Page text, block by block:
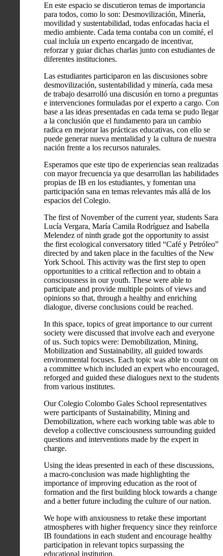
En este espacio se discutieron temas de importancia
para todos, como lo son: Desmovilización, Minería,
movilidad y sustentabilidad, todas enfocadas hacia el
medio ambiente. Cada tema contaba con un comité, el
cual incluía un experto encargado de incentivar,
reforzar y guiar dichas charlas junto con estudiantes de
diferentes instituciones.
Las estudiantes participaron en las discusiones sobre
desmovilización, sustentabilidad y minería, cada mesa
de trabajo desarrolló una discusión en torno a preguntas
e intervenciones formuladas por el experto a cargo. Con
base a las ideas presentadas en cada tema se pudo llegar
a la conclusión que el fundamento para un cambio
radica en mejorar las prácticas educativas, con ello se
puede generar nueva mentalidad y la cultura de nuestra
nación frente a los recursos naturales.
Esperamos que este tipo de experiencias sean realizadas
con mayor frecuencia ya que desarrollan las habilidades
propias de IB en los estudiantes, y fomentan una
participación sana en temas relevantes más allá de los
espacios del Colegio.
The first of November of the current year, students Sara
Lucía Vergara, María Camila Rodríguez and Isabella
Melendez of ninth grade got the opportunity to assist
the first ecological conversatory titled “Café y Petróleo”
directed by and taken place in the faculties of the New
York School. This activity was the first step to open
opportunities to a critical reflection and to obtain a
consciousness in our youth. These were able to
participate and provide multiple points of views and
opinions so that, through a healthy and enriching
dialogue, diverse conclusions could be reached.
In this space, topics of great importance to our current
society were discussed that involve each and everyone
of us. Such topics were: Demobilization, Mining,
Mobilization and Sustainability, all guided towards
environmental focuses. Each topic was able to count on
a committee which included an expert who encouraged,
reforged and guided these dialogues next to the students
from various institutes.
Our Colegio Colombo Gales School representatives
were participants of Sustainability, Mining and
Demobilization, where each working table was able to
develop a collective consciousness surrounding guided
questions and interventions made by the expert in
charge.
Using the ideas presented in each of these discussions,
a macro-conclusion was made highlighting the
importance of improving education as the root of
formation and the first building block towards a change
and a better future including the culture of our nation.
We hope with anxiousness to retake these important
atmospheres with higher frequency since they reinforce
IB foundations in each student and encourage healthy
participation in relevant topics surpassing the
educational institution.